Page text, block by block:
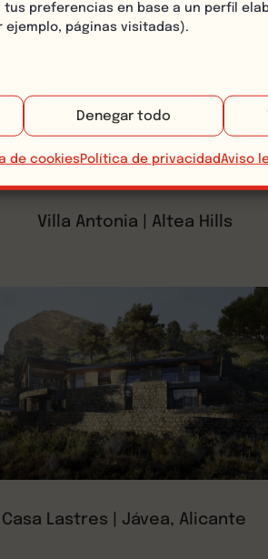
preferencias en base a un perfil
ejemplo, páginas visitadas).
Denegar todo
de cookies Política de privacidadAviso
Villa Antonia | Altea Hills
Casa Lastres | Jávea, Alicante